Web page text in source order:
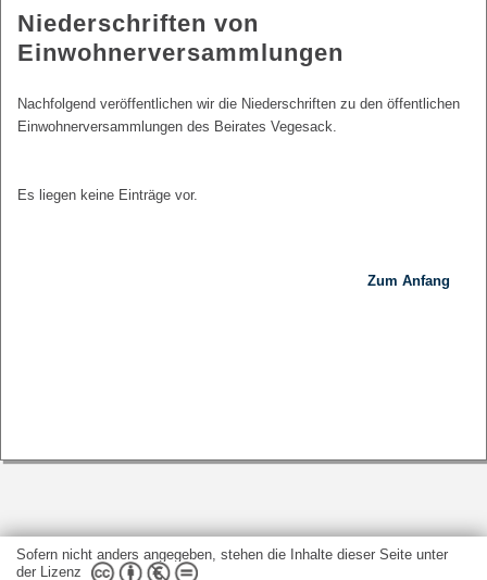
Niederschriften von
Einwohnerversammlungen
Nachfolgend veröffentlichen wir die Niederschriften zu den öffentlichen
Einwohnerversammlungen des Beirates Vegesack.
Es liegen keine Einträge vor.
Zum Anfang
Sofern nicht anders angegeben, stehen die Inhalte dieser Seite unter
der Lizenz